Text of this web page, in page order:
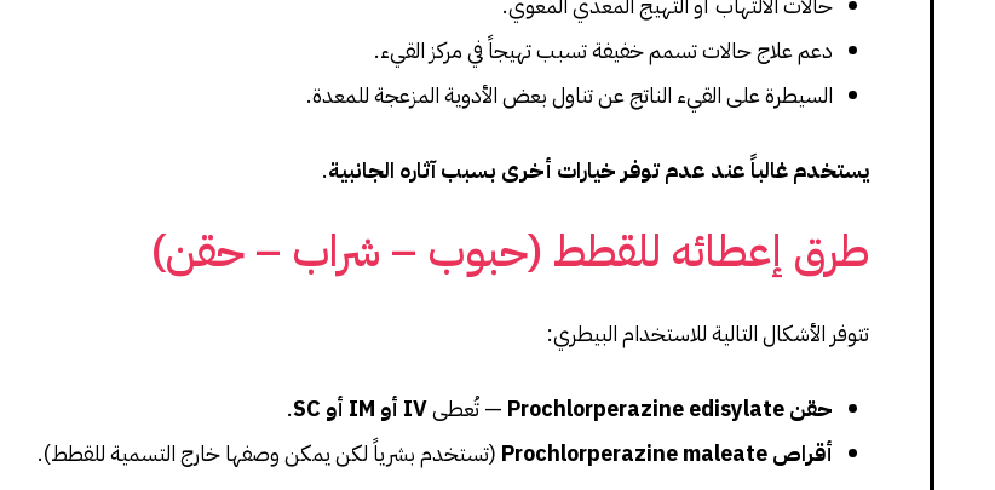
دعم علاج حالات تسمم خفيفة تسبب تهيجاً في مركز القيء.
السيطرة على القيء الناتج عن تناول بعض الأدوية المزعجة للمعدة.
يستخدم غالباً عند عدم توفر خيارات أخرى بسبب آثاره الجانبية.
طرق إعطائه للقطط (حبوب – شراب – حقن)
تتوفر الأشكال التالية للاستخدام البيطري:
حقن Prochlorperazine edisylate — تُعطىIV أو IM أو SC
.
أقراص Prochlorperazine maleate
(تستخدم بشرياً لكن يمكن وصفها خارج التسمية للقطط).